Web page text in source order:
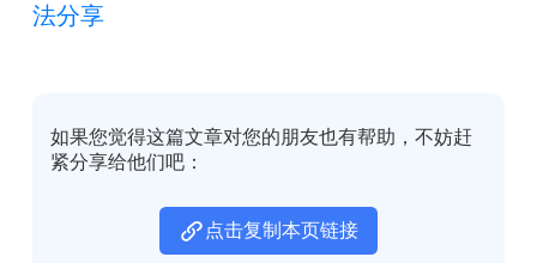
法分享
如果您觉得这篇文章对您的朋友也有帮助，不妨赶
紧分享给他们吧：
点击复制本页链接